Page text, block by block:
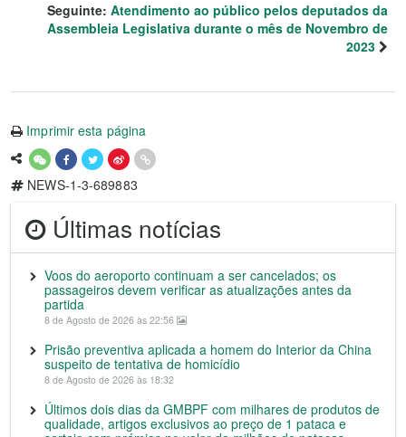
Seguinte: Atendimento ao público pelos deputados da
Assembleia Legislativa durante o mês de Novembro de
2023
Imprimir esta página
NEWS-1-3-689883
Últimas notícias
Voos do aeroporto continuam a ser cancelados; os
passageiros devem verificar as atualizações antes da
partida
8 de Agosto de 2026 às 22:56
Prisão preventiva aplicada a homem do Interior da China
suspeito de tentativa de homicídio
8 de Agosto de 2026 às 18:32
Últimos dois dias da GMBPF com milhares de produtos de
qualidade, artigos exclusivos ao preço de 1 pataca e